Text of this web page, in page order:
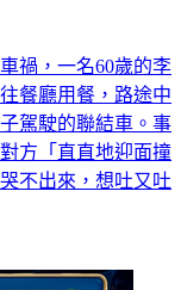
禍，一名60歲的李
餐廳用餐，路途中
駕駛的聯結車。事
方「直直地迎面撞
不出來，想吐又吐